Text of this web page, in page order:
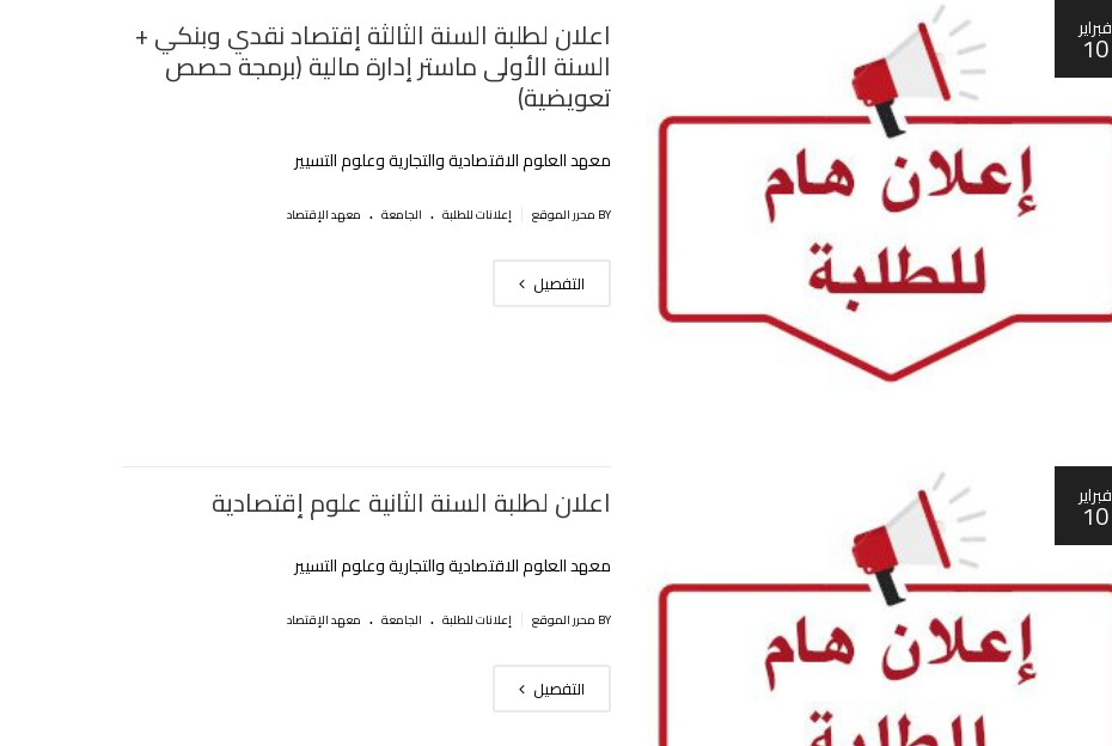
فبراير
10 اعلان لطلبة السنة الثالثة إقتصاد نقدي وبنكي +
السنة الأولى ماستر إدارة مالية (برمجة حصص
تعويضية)
معهد العلوم الاقتصادية والتجارية وعلوم التسيير
BY محرر الموقع إعلانات للطلبة . الجامعة . معهد الإقتصاد
التفصيل
فبراير
10 اعلان لطلبة السنة الثانية علوم إقتصادية
معهد العلوم الاقتصادية والتجارية وعلوم التسيير
BY محرر الموقع إعلانات للطلبة . الجامعة . معهد الإقتصاد
التفصيل